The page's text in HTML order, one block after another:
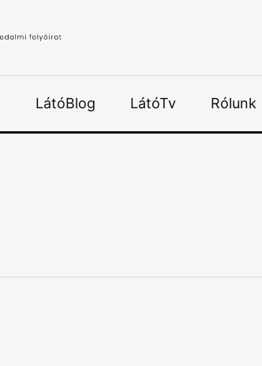
LátóBlog LátóTv Rólunk